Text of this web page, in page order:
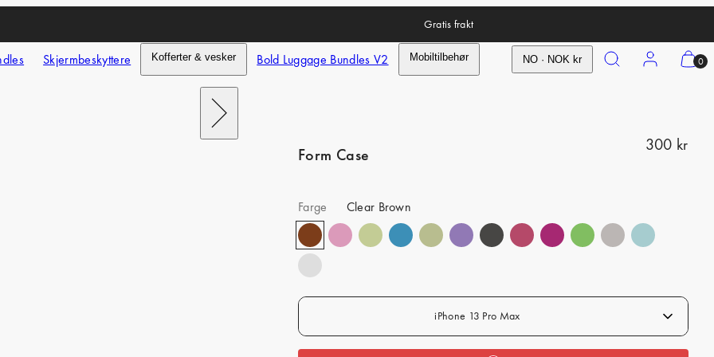
Gratis frakt
Skjermbeskyttere Kofferter & vesker Bold Luggage Bundles V2 Mobiltilbehør NO · NOK kr Search Account
View 0
Next
Form Case
R
l
r
r
300 kr
Farge
Clear Brown
iPhone 13 Pro Max